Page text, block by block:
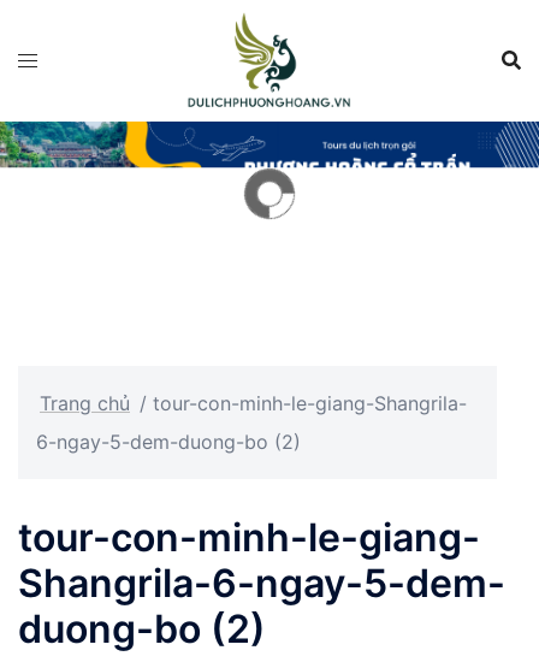
đến
dung
Trang chủ / tour-con-minh-le-giang-Shangrila-
6-ngay-5-dem-duong-bo (2)
tour-con-minh-le-giang-
Shangrila-6-ngay-5-dem-
duong-bo (2)